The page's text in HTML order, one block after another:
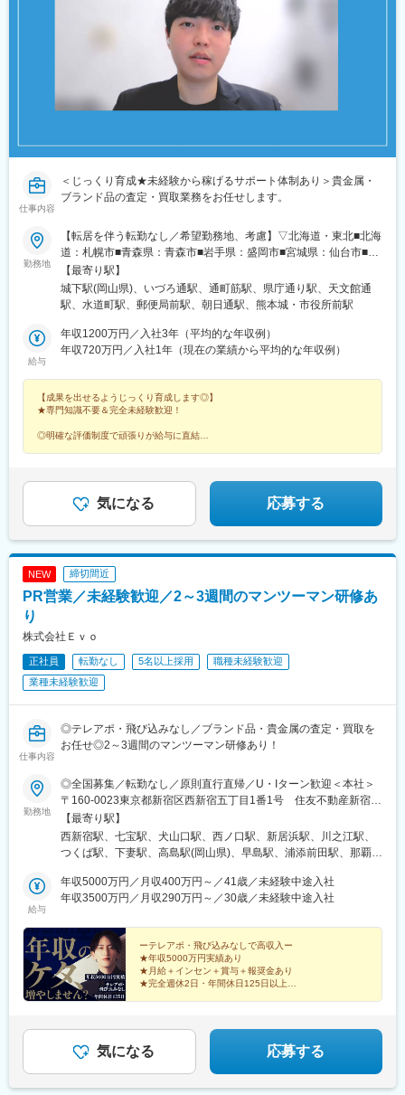
担当エリアの先輩社員からの長期的なOJTや定期的な研修を行っ
1年目は補助的な仕事を、2年目以降は徐々にメインの仕事を任せ
ていきます。必要に応じてアメリカやメーカーを招致しての国内
での実地研修や勉強会にも参加いただきます。
な勤務にはなりません。緊急時の土日作業には代休を取得いただ
きます。
・社用車による直行直帰が基本です。栃木を拠点に東北～東海・
北陸までを日帰りまたは泊まり（月10日程度）で訪問します。
■組織構成
・技術職は全国で6名。関東エリアでは経験豊富なスタッフのも
と、実務を通じて技術を習得できます。
・営業メンバーも含めた全体会議や大規模な工事対応など、他部
署と協力する機会も多く、コミュニケーションを取りやすい職場
変更の範囲：会社の定める業務
仕事内容
＜じっくり育成★未経験から稼げるサポート体制あり＞貴金属・
ブランド品の査定・買取業務をお任せします。
勤務地
【転居を伴う転勤なし／希望勤務地、考慮】▽北海道・東北■北海
道：札幌市■青森県：青森市■岩手県：盛岡市■宮城県：仙台市■秋
田県：秋田市■山形県：山形市■福島県：郡山市▽関東■茨城県：
水戸市■栃木県：宇都宮市■群馬県：高崎市■埼玉県：さいたま市■
千葉県：千葉市■東京都：23区内■神奈川県：横浜市■山梨県：甲
三重県：四日市市▽北信越■新潟県：新潟市■富山県：富山市■石
川県：金沢市■福井県：福井市■長野県：長野市▽関西■滋賀県：
県：奈良市■和歌山県：和歌山市▽中国・四国■鳥取県：鳥取市■
島根県：松江市■岡山県：岡山市■広島県：広島市■山口県：下関
市■徳島県：徳島市■香川県：高松市■愛媛県：松山市■高知県：高
知市▽九州■福岡県：福岡市■佐賀県：佐賀市■長崎県：長崎市■熊
【最寄り駅】
城下駅(岡山県)、いづろ通駅、通町筋駅、県庁通り駅、天文館通
駅、水道町駅、郵便局前駅、朝日通駅、熊本城・市役所前駅
給与
年収1200万円／入社3年（平均的な年収例）
年収720万円／入社1年（現在の業績から平均的な年収例）
【成果を出せるようじっくり育成します◎】
★専門知識不要＆完全未経験歓迎！
◎明確な評価制度で頑張りが給与に直結
気になる 応募する
NEW 締切間近
PR営業／未経験歓迎／2～3週間のマンツーマン研修あ
り
株式会社Ｅｖｏ
正社員 転勤なし 5名以上採用
職種未経験歓迎
業種未経験歓迎
仕事内容
◎テレアポ・飛び込みなし／ブランド品・貴金属の査定・買取を
お任せ◎2～3週間のマンツーマン研修あり！
勤務地
◎全国募集／転勤なし／原則直行直帰／U・Iターン歓迎＜本社＞
〒160-0023東京都新宿区西新宿五丁目1番1号 住友不動産新宿フ
ァーストタワー3階※転居を伴う転勤はありません。■その他勤務
地・都内23区、関東のプロジェクト先やご希望の全国
【最寄り駅】
西新宿駅、七宝駅、犬山口駅、西ノ口駅、新居浜駅、川之江駅、
つくば駅、下妻駅、高島駅(岡山県)、早島駅、浦添前田駅、那覇空
くりこま高原駅、長町一丁目駅、宇治駅(奈良線)、久津川駅、山城
青谷駅、天ケ瀬駅、有佐駅、吉井駅(群馬県)、前橋大島駅、広駅、
西町駅、具同駅、浜崎駅、朝霞台駅、東岩槻駅、大野原駅、亀山
駅(三重県)、三瀬谷駅、南鳥海駅、鶴岡駅、赤湯駅、奈古駅、日野
駅(滋賀県)、堅田駅、近江長岡駅、十文字駅、扇田駅、三ツ境駅、
鴨宮駅、三沢駅(青森県)、板柳駅、磐田駅、美川駅、野々市駅(Ｉ
Ｒいしかわ鉄道線)、九重駅、滑河駅、大網駅、北信太駅、寝屋川
作駅、和泉多摩川駅、井荻駅、阿波山川駅、石井駅(徳島県)、南小
松島駅、ゆいの杜東駅、高久駅、五位堂駅、富雄駅、西加積駅、
東野尻駅、ハーモニーホール駅、遠賀川駅、行橋駅、糸島高校前
給与
年収5000万円／月収400万円～／41歳／未経験中途入社
年収3500万円／月収290万円～／30歳／未経験中途入社
ーテレアポ・飛び込みなしで高収入ー
★年収5000万円実績あり
★月給＋インセン＋賞与＋報奨金あり
★完全週休2日・年間休日125日以上
気になる 応募する